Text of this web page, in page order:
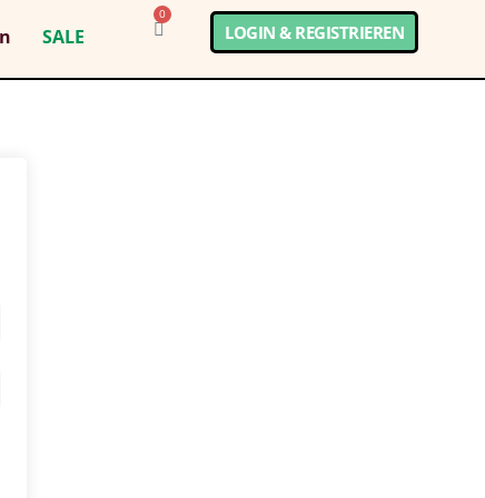
SALE
0
LOGIN & REGISTRIEREN